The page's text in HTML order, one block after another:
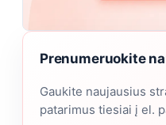
Prenumeruokite
Gaukite naujausius
patarimus tiesiai į el.